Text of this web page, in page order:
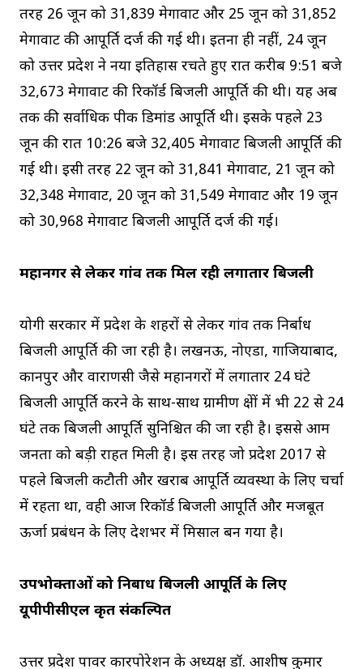
तरह 26 जून को 31,839 मेगावाट और 25 जून को 31,852
मेगावाट की आपूर्ति दर्ज की गई थी। इतना ही नहीं, 24 जून
को उत्तर प्रदेश ने नया इतिहास रचते हुए रात करीब 9:51 बजे
32,673 मेगावाट की रिकॉर्ड बिजली आपूर्ति की थी। यह अब
तक की सर्वाधिक पीक डिमांड आपूर्ति थी। इसके पहले 23
जून की रात 10:26 बजे 32,405 मेगावाट बिजली आपूर्ति की
गई थी। इसी तरह 22 जून को 31,841 मेगावाट, 21 जून को
32,348 मेगावाट, 20 जून को 31,549 मेगावाट और 19 जून
को 30,968 मेगावाट बिजली आपूर्ति दर्ज की गई।
महानगर से लेकर गांव तक मिल रही लगातार बिजली
योगी सरकार में प्रदेश के शहरों से लेकर गांव तक निर्बाध
बिजली आपूर्ति की जा रही है। लखनऊ, नोएडा, गाजियाबाद,
कानपुर और वाराणसी जैसे महानगरों में लगातार 24 घंटे
बिजली आपूर्ति करने के साथ-साथ ग्रामीण क्षेत्रों में भी 22 से 24
घंटे तक बिजली आपूर्ति सुनिश्चित की जा रही है। इससे आम
जनता को बड़ी राहत मिली है। इस तरह जो प्रदेश 2017 से
पहले बिजली कटौती और खराब आपूर्ति व्यवस्था के लिए चर्चा
में रहता था, वही आज रिकॉर्ड बिजली आपूर्ति और मजबूत
ऊर्जा प्रबंधन के लिए देशभर में मिसाल बन गया है।
उपभोक्ताओं को निर्बाध बिजली आपूर्ति के लिए
यूपीपीसीएल कृत संकल्पित
उत्तर प्रदेश पावर कारपोरेशन के अध्यक्ष डॉ. आशीष कुमार